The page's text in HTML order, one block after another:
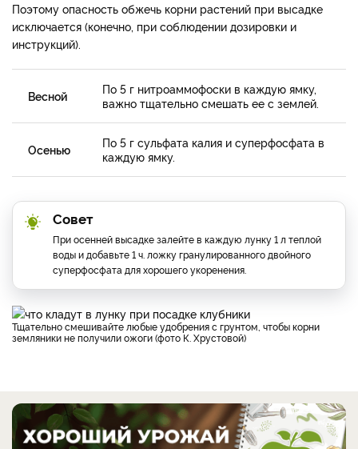
Поэтому опасность обжечь корни растений при высадке
исключается (конечно, при соблюдении дозировки и
инструкций).
Весной
По 5 г нитроаммофоски в каждую ямку,
важно тщательно смешать ее с землей.
Осенью
По 5 г сульфата калия и суперфосфата в
каждую ямку.
Совет
При осенней высадке залейте в каждую лунку 1 л теплой
воды и добавьте 1 ч. ложку гранулированного двойного
суперфосфата для хорошего укоренения.
Тщательно смешивайте любые удобрения с грунтом, чтобы корни
земляники не получили ожоги (фото К. Хрустовой)